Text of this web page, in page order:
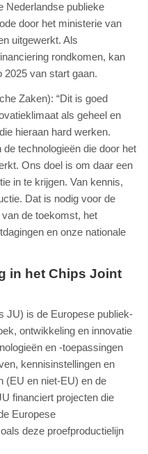
Nederlandse publieke
door het ministerie van
uitgewerkt. Als
rondkomen, kan
2025 van start gaan.
Zaken): “Dit is goed
als geheel en
hieraan hard werken.
technologieën die door het
Ons doel is om daar een
in te krijgen. Van kennis,
Dat is nodig voor de
de toekomst, het
en onze nationale
in het Chips Joint
JU) is de Europese publiek-
ontwikkeling en innovatie
en -toepassingen
kennisinstellingen en
(EU en niet-EU) en de
financiert projecten die
Europese
deze proefproductielijn